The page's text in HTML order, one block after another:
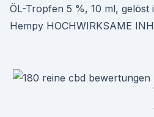
ÖL-Tropfen 5 %, 10 ml,
Hempy HOCHWIRKSAME